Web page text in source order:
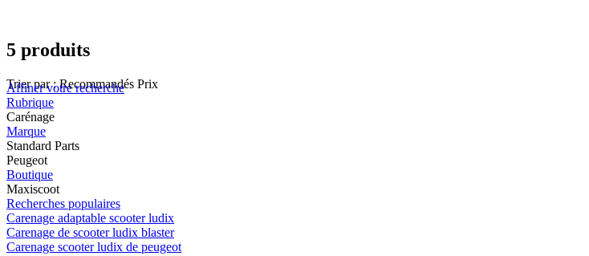
5 produits
Trier par : Recommandés Prix
Affiner votre recherche
Rubrique
Carénage
Marque
Standard Parts
Peugeot
Boutique
Maxiscoot
Recherches populaires
Carenage adaptable scooter ludix
Carenage de scooter ludix blaster
Carenage scooter ludix de peugeot